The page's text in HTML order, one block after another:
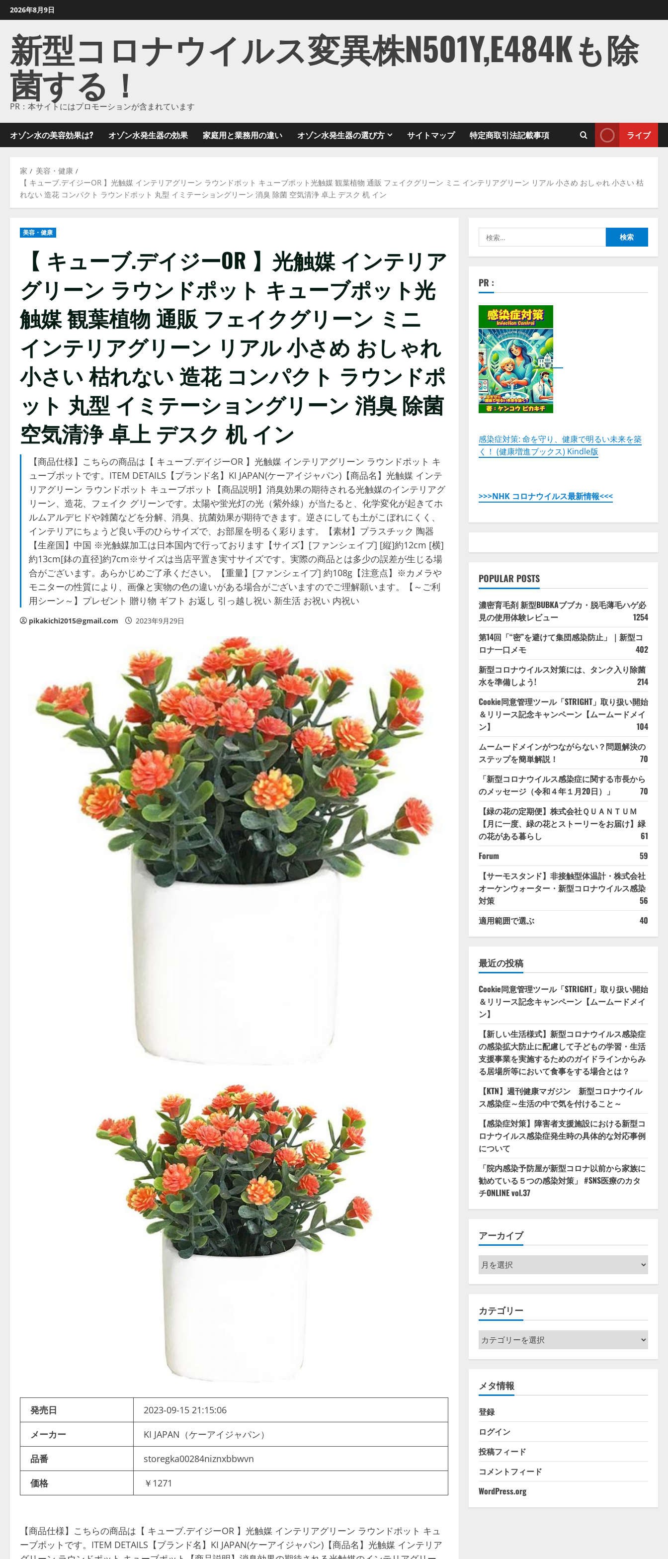
ン
2026年8月9日
新型コロナウイルス変異株N501Y,E484Kも除
菌する！
PR：本サイトにはプロモーションが含まれています
オゾン水の美容効果は? オゾン水発生器の効果 家庭用と業務用の違い オゾン水発生器の選び方 サイトマップ 特定商取引法記載事項 ライブ
家
美容・健康
【 キューブ.デイジーOR 】光触媒 インテリアグリーン ラウンドポット キューブポット光触媒 観葉植物 通販 フェイクグリーン ミニ インテリアグリーン リアル 小さめ おしゃれ 小さい 枯
れない 造花 コンパクト ラウンドポット 丸型 イミテーショングリーン 消臭 除菌 空気清浄 卓上 デスク 机 イン
美容・健康
【 キューブ.デイジーOR 】光触媒 インテリア
グリーン ラウンドポット キューブポット光
触媒 観葉植物 通販 フェイクグリーン ミニ
インテリアグリーン リアル 小さめ おしゃれ
小さい 枯れない 造花 コンパクト ラウンドポ
ット 丸型 イミテーショングリーン 消臭 除菌
空気清浄 卓上 デスク 机 イン
【商品仕様】こちらの商品は【 キューブ.デイジーOR 】光触媒 インテリアグリーン ラウンドポット キ
ューブポットです。ITEM DETAILS【ブランド名】KI JAPAN(ケーアイジャパン)【商品名】光触媒 インテ
リアグリーン ラウンドポット キューブポット【商品説明】消臭効果の期待される光触媒のインテリアグ
リーン、造花、フェイク グリーンです。太陽や蛍光灯の光（紫外線）が当たると、化学変化が起きてホ
ルムアルデヒドや雑菌などを分解、消臭、抗菌効果が期待できます。逆さにしても土がこぼれにくく、
インテリアにちょうど良い手のひらサイズで、お部屋を明るく彩ります。【素材】プラスチック 陶器
【生産国】中国 ※光触媒加工は日本国内で行っております【サイズ】[ファンシェイプ] [縦]約12cm [横]
約13cm[鉢の直径]約7cm※サイズは当店平置き実寸サイズです。実際の商品とは多少の誤差が生じる場
合がございます。あらかじめご了承ください。【重量】[ファンシェイプ] 約108g【注意点】※カメラや
モニターの性質により、画像と実物の色の違いがある場合がございますのでご理解願います。【～ご利
用シーン～】プレゼント 贈り物 ギフト お返し 引っ越し祝い 新生活 お祝い 内祝い
pikakichi2015@gmail.com 2023年9月29日
発売日 2023-09-15 21:15:06
メーカー KI JAPAN（ケーアイジャパン）
品番 storegka00284niznxbbwvn
価格 ￥1271
【商品仕様】こちらの商品は【 キューブ.デイジーOR 】光触媒 インテリアグリーン ラウンドポット キュ
ーブポットです。ITEM DETAILS【ブランド名】KI JAPAN(ケーアイジャパン)【商品名】光触媒 インテリア
索:
PR :
感染症対策: 命を守り、健康で明るい未来を築
く！ (健康増進ブックス) Kindle版
>>>NHK コロナウイルス最新情報<<<
POPULAR POSTS
濃密育毛剤 新型BUBKAブブカ・脱毛薄毛ハゲ必
見の使用体験レビュー
1254
第14回「“密”を避けて集団感染防止」｜新型コ
ロナ一口メモ
402
新型コロナウイルス対策には、タンク入り除菌
水を準備しよう!
214
Cookie同意管理ツール「STRIGHT」取り扱い開始
＆リリース記念キャンペーン【ムームードメイ
ン】
104
ムームードメインがつながらない？問題解決の
ステップを簡単解説！
70
「新型コロナウイルス感染症に関する市長から
のメッセージ（令和４年１月20日）」
70
【緑の花の定期便】株式会社ＱＵＡＮＴＵＭ
【月に一度、緑の花とストーリーをお届け】緑
の花がある暮らし
61
Forum
59
【サーモスタンド】非接触型体温計・株式会社
オーケンウォーター・新型コロナウイルス感染
対策
56
適用範囲で選ぶ
40
最近の投稿
Cookie同意管理ツール「STRIGHT」取り扱い開始
＆リリース記念キャンペーン【ムームードメイ
ン】
【新しい生活様式】新型コロナウイルス感染症
の感染拡大防止に配慮して子どもの学習・生活
支援事業を実施するためのガイドラインからみ
る居場所等において食事をする場合とは？
【KTN】週刊健康マガジン 新型コロナウイル
ス感染症～生活の中で気を付けること～
【感染症対策】障害者支援施設における新型コ
ロナウイルス感染症発生時の具体的な対応事例
について
「院内感染予防屋が新型コロナ以前から家族に
勧めている５つの感染対策」 #SNS医療のカタ
チONLINE vol.37
アーカイブ
ア
ー
カ
ブ
カテゴリー
カ
テ
ゴ
ー
メタ情報
登録
ログイン
投稿フィード
コメントフィード
WordPress.org